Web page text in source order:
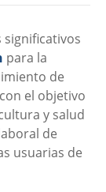
significativos
para la
de
el objetivo
y salud
de
usuarias de